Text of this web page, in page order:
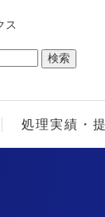
ス
処理実績・